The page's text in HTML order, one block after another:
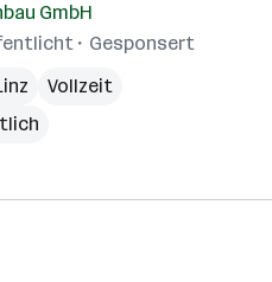
GmbH
Gesponsert
Vollzeit